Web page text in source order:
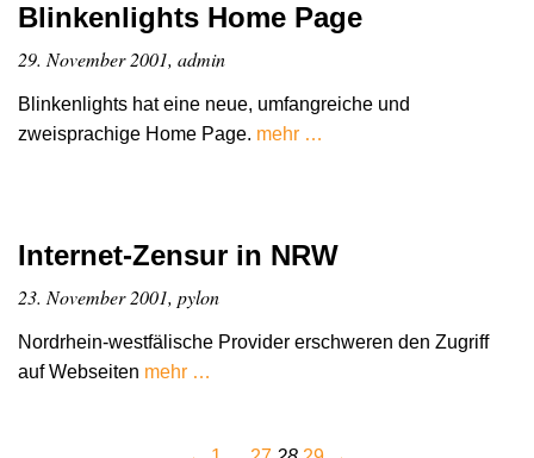
Blinkenlights Home Page
29. November 2001, admin
Blinkenlights hat eine neue, umfangreiche und
zweisprachige Home Page. mehr …
Internet-Zensur in NRW
23. November 2001, pylon
Nordrhein-westfälische Provider erschweren den Zugriff
auf Webseiten mehr …